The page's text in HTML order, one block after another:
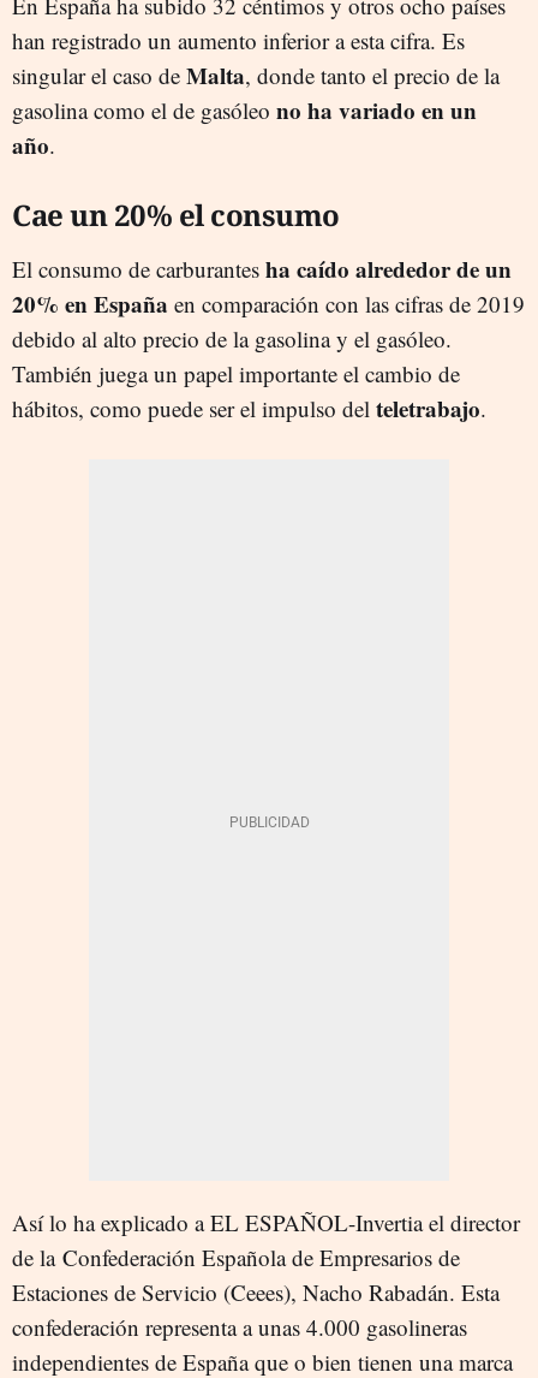
han registrado un aumento inferior a esta cifra. Es
singular el caso de Malta, donde tanto el precio de la
gasolina como el de gasóleo no ha variado en un
año.
Cae un 20% el consumo
El consumo de carburantes ha caído alrededor de un
20% en España en comparación con las cifras de 2019
debido al alto precio de la gasolina y el gasóleo.
También juega un papel importante el cambio de
hábitos, como puede ser el impulso del teletrabajo.
Así lo ha explicado a EL ESPAÑOL-Invertia el director
de la Confederación Española de Empresarios de
Estaciones de Servicio (Ceees), Nacho Rabadán. Esta
confederación representa a unas 4.000 gasolineras
independientes de España que o bien tienen una marca